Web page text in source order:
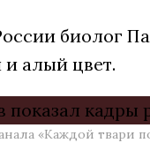
биолог
алый цвет.
«Каждой твари